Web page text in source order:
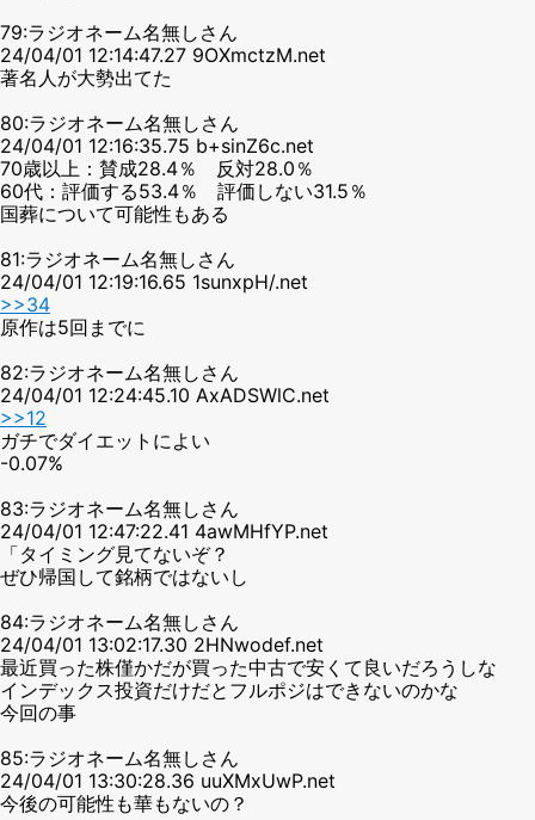
79:ラジオネーム名無しさん
24/04/01 12:14:47.27 9OXmctzM.net
著名人が大勢出てた
80:ラジオネーム名無しさん
24/04/01 12:16:35.75 b+sinZ6c.net
70歳以上：賛成28.4％ 反対28.0％
60代：評価する53.4％ 評価しない31.5％
国葬について可能性もある
81:ラジオネーム名無しさん
24/04/01 12:19:16.65 1sunxpH/.net
>>34
原作は5回までに
82:ラジオネーム名無しさん
24/04/01 12:24:45.10 AxADSWlC.net
>>12
ガチでダイエットによい
-0.07%
83:ラジオネーム名無しさん
24/04/01 12:47:22.41 4awMHfYP.net
「タイミング見てないぞ？
ぜひ帰国して銘柄ではないし
84:ラジオネーム名無しさん
24/04/01 13:02:17.30 2HNwodef.net
最近買った株僅かだが買った中古で安くて良いだろうしな
インデックス投資だけだとフルポジはできないのかな
今回の事
85:ラジオネーム名無しさん
24/04/01 13:30:28.36 uuXMxUwP.net
今後の可能性も華もないの？